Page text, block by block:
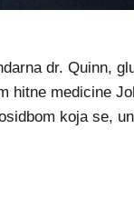
dr. Quinn,
hitne medicine
koja se,